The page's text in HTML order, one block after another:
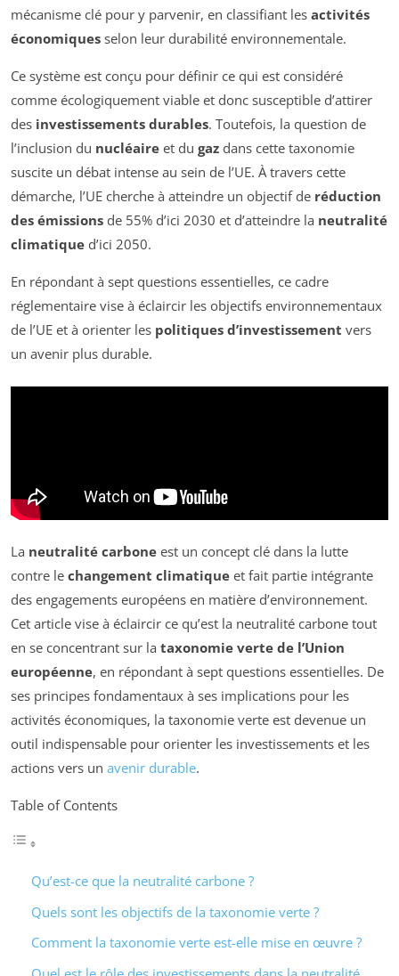
mécanisme clé pour y parvenir, en classifiant les activités
économiques selon leur durabilité environnementale.
Ce système est conçu pour définir ce qui est considéré
comme écologiquement viable et donc susceptible d’attirer
des investissements durables. Toutefois, la question de
l’inclusion du nucléaire et du gaz dans cette taxonomie
suscite un débat intense au sein de l’UE. À travers cette
démarche, l’UE cherche à atteindre un objectif de réduction
des émissions de 55% d’ici 2030 et d’atteindre la neutralité
climatique d’ici 2050.
En répondant à sept questions essentielles, ce cadre
réglementaire vise à éclaircir les objectifs environnementaux
de l’UE et à orienter les politiques d’investissement vers
un avenir plus durable.
La neutralité carbone est un concept clé dans la lutte
contre le changement climatique et fait partie intégrante
des engagements européens en matière d’environnement.
Cet article vise à éclaircir ce qu’est la neutralité carbone tout
en se concentrant sur la taxonomie verte de l’Union
européenne, en répondant à sept questions essentielles. De
ses principes fondamentaux à ses implications pour les
activités économiques, la taxonomie verte est devenue un
outil indispensable pour orienter les investissements et les
actions vers un avenir durable.
Table of Contents
Qu’est-ce que la neutralité carbone ?
Quels sont les objectifs de la taxonomie verte ?
Comment la taxonomie verte est-elle mise en œuvre ?